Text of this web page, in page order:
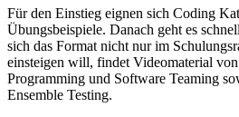
Für den Einstieg eignen sich Coding
Übungsbeispiele. Danach geht es
sich das Format nicht nur im
einsteigen will, findet Videomaterial
Programming und Software Teaming
Ensemble Testing.